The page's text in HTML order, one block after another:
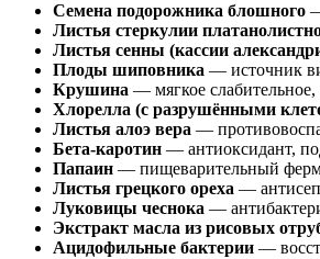
Семена подорожника блошного
Листья стеркулии
Листья сенны (кассии
Плоды шиповника — источник
Крушина — мягкое
Хлорелла (с разрушёнными
Листья алоэ вера —
Бета-каротин — антиоксидант,
Папаин — пищеварительный
Листья грецкого ореха —
Луковицы чеснока —
Экстракт масла из рисовых
Ацидофильные бактерии —